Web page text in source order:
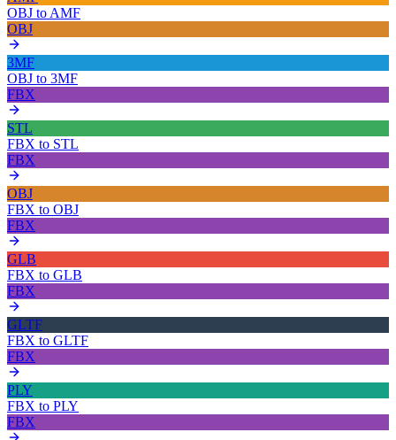
OBJ to AMF
OBJ
3MF
OBJ to 3MF
FBX
STL
FBX to STL
FBX
OBJ
FBX to OBJ
FBX
GLB
FBX to GLB
FBX
GLTF
FBX to GLTF
FBX
PLY
FBX to PLY
FBX